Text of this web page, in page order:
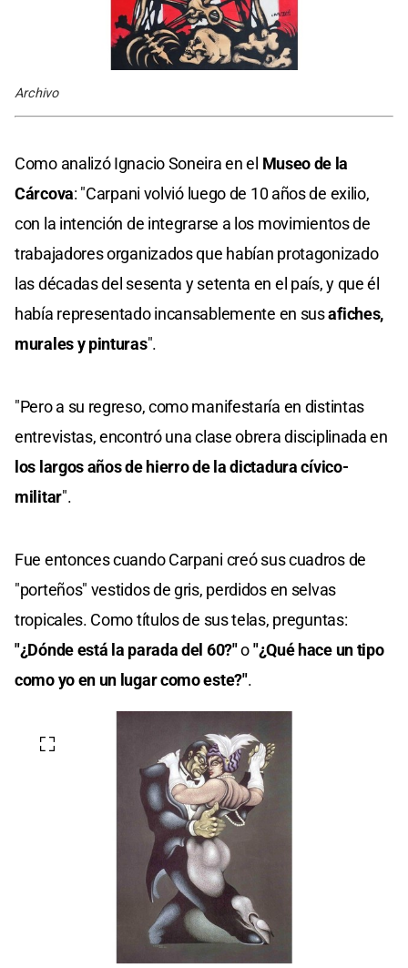
Archivo
Como analizó Ignacio Soneira en el Museo de la
Cárcova: "Carpani volvió luego de 10 años de exilio,
con la intención de integrarse a los movimientos de
trabajadores organizados que habían protagonizado
las décadas del sesenta y setenta en el país, y que él
había representado incansablemente en susafiches,
murales y pinturas".
"Pero a su regreso, como manifestaría en distintas
entrevistas, encontró una clase obrera disciplinada en
los largos años de hierro de la dictadura cívico-
militar".
Fue entonces cuando Carpani creó sus cuadros de
"porteños" vestidos de gris, perdidos en selvas
tropicales. Como títulos de sus telas, preguntas:
"¿Dónde está la parada del 60?"o"¿Qué hace un tipo
como yo en un lugar como este?".